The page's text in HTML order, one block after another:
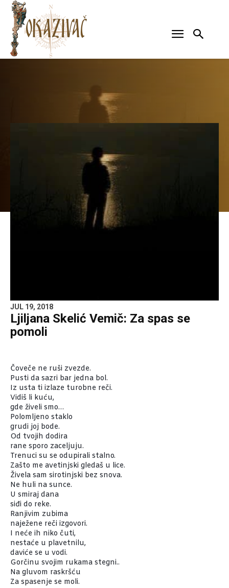
JUL 19, 2018
Ljiljana Skelić Vemič: Za spas se
pomoli
Čoveče ne ruši zvezde.
Pusti da sazri bar jedna bol.
Iz usta ti izlaze turobne reči.
Vidiš li kuću,
gde živeli smo…
Polomljeno staklo
grudi joj bode.
Od tvojih dodira
rane sporo zaceljuju.
Trenuci su se odupirali stalno.
Zašto me avetinjski gledaš u lice.
Živela sam sirotinjski bez snova.
Ne huli na sunce.
U smiraj dana
siđi do reke.
Ranjivim zubima
naježene reči izgovori.
I neće ih niko čuti,
nestaće u plavetnilu,
daviće se u vodi.
Gorčinu svojim rukama stegni..
Na gluvom raskršću
Za spasenje se moli.